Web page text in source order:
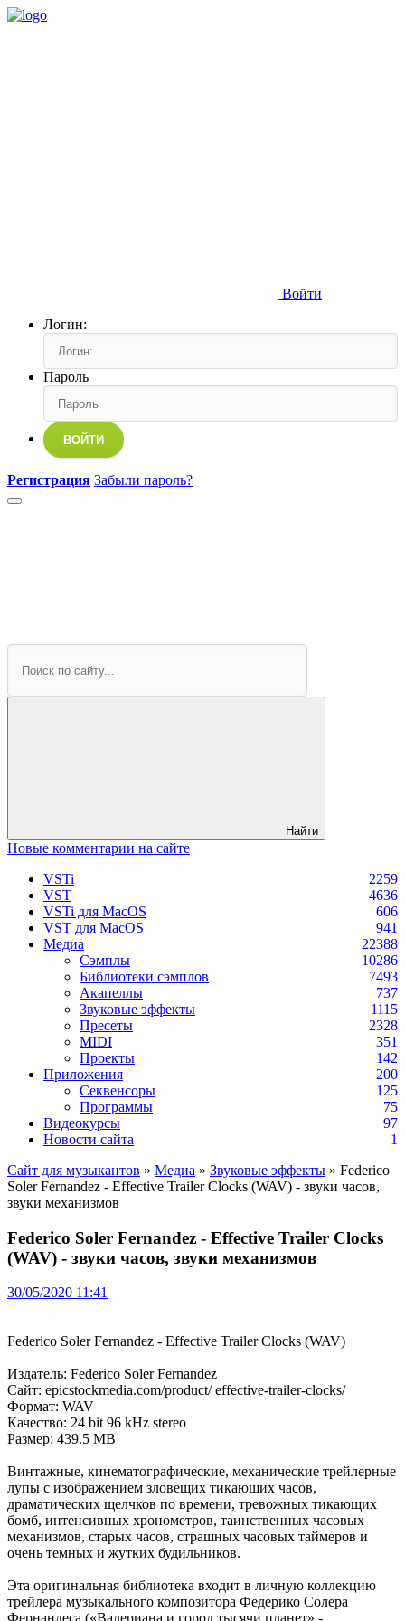
Войти
Логин:
Пароль
ВОЙТИ
Регистрация Забыли пароль?
Найти
Новые комментарии на сайте
VSTi
2259
VST
4636
VSTi для MacOS
606
VST для MacOS
941
Медиа
22388
Сэмплы
10286
Библиотеки сэмплов
7493
Акапеллы
737
Звуковые эффекты
1115
Пресеты
2328
MIDI
351
Проекты
142
Приложения
200
Секвенсоры
125
Программы
75
Видеокурсы
97
Новости сайта
1
Сайт для музыкантов » Медиа » Звуковые эффекты » Federico
Soler Fernandez - Effective Trailer Clocks (WAV) - звуки часов,
звуки механизмов
Federico Soler Fernandez - Effective Trailer Clocks
(WAV) - звуки часов, звуки механизмов
30/05/2020 11:41
Federico Soler Fernandez - Effective Trailer Clocks (WAV)
Издатель: Federico Soler Fernandez
Сайт: epicstockmedia.com/product/ effective-trailer-clocks/
Формат: WAV
Качество: 24 bit 96 kHz stereo
Размер: 439.5 MB
Винтажные, кинематографические, механические трейлерные
лупы с изображением зловещих тикающих часов,
драматических щелчков по времени, тревожных тикающих
бомб, интенсивных хронометров, таинственных часовых
механизмов, старых часов, страшных часовых таймеров и
очень темных и жутких будильников.
Эта оригинальная библиотека входит в личную коллекцию
трейлера музыкального композитора Федерико Солера